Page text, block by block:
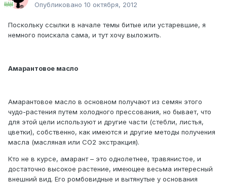
Опубликовано 10 октября, 2012
Поскольку ссылки в начале темы битые или устаревшие, я
немного поискала сама, и тут хочу выложить.
Амарантовое масло
Амарантовое масло в основном получают из семян этого
чудо-растения путем холодного прессования, но бывает, что
для этой цели используют и другие части (стебли, листья,
цветки), собственно, как имеются и другие методы получения
масла (масляная или СО2 экстракция).
Кто не в курсе, амарант – это однолетнее, травянистое, и
достаточно высокое растение, имеющее весьма интересный
внешний вид. Его ромбовидные и вытянутые у основания